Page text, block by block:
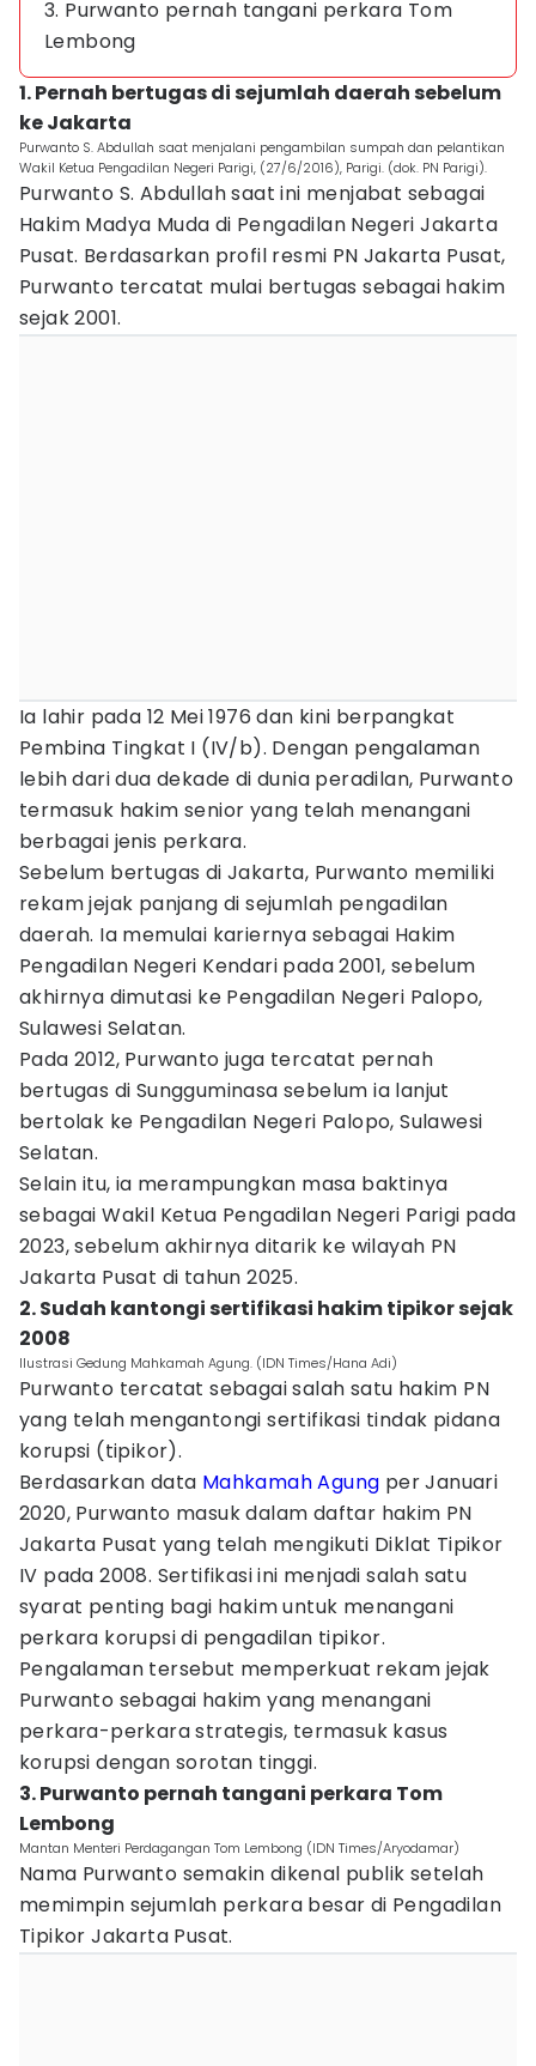
3. Purwanto pernah tangani perkara Tom
Lembong
1. Pernah bertugas di sejumlah daerah sebelum
ke Jakarta
Purwanto S. Abdullah saat menjalani pengambilan sumpah dan pelantikan
Wakil Ketua Pengadilan Negeri Parigi, (27/6/2016), Parigi. (dok. PN Parigi).
Purwanto S. Abdullah saat ini menjabat sebagai
Hakim Madya Muda di Pengadilan Negeri Jakarta
Pusat. Berdasarkan profil resmi PN Jakarta Pusat,
Purwanto tercatat mulai bertugas sebagai hakim
sejak 2001.
Ia lahir pada 12 Mei 1976 dan kini berpangkat
Pembina Tingkat I (IV/b). Dengan pengalaman
lebih dari dua dekade di dunia peradilan, Purwanto
termasuk hakim senior yang telah menangani
berbagai jenis perkara.
Sebelum bertugas di Jakarta, Purwanto memiliki
rekam jejak panjang di sejumlah pengadilan
daerah. Ia memulai kariernya sebagai Hakim
Pengadilan Negeri Kendari pada 2001, sebelum
akhirnya dimutasi ke Pengadilan Negeri Palopo,
Sulawesi Selatan.
Pada 2012, Purwanto juga tercatat pernah
bertugas di Sungguminasa sebelum ia lanjut
bertolak ke Pengadilan Negeri Palopo, Sulawesi
Selatan.
Selain itu, ia merampungkan masa baktinya
sebagai Wakil Ketua Pengadilan Negeri Parigi pada
2023, sebelum akhirnya ditarik ke wilayah PN
Jakarta Pusat di tahun 2025.
2. Sudah kantongi sertifikasi hakim tipikor sejak
2008
Ilustrasi Gedung Mahkamah Agung. (IDN Times/Hana Adi)
Purwanto tercatat sebagai salah satu hakim PN
yang telah mengantongi sertifikasi tindak pidana
korupsi (tipikor).
Berdasarkan data Mahkamah Agung per Januari
2020, Purwanto masuk dalam daftar hakim PN
Jakarta Pusat yang telah mengikuti Diklat Tipikor
IV pada 2008. Sertifikasi ini menjadi salah satu
syarat penting bagi hakim untuk menangani
perkara korupsi di pengadilan tipikor.
Pengalaman tersebut memperkuat rekam jejak
Purwanto sebagai hakim yang menangani
perkara-perkara strategis, termasuk kasus
korupsi dengan sorotan tinggi.
3. Purwanto pernah tangani perkara Tom
Lembong
Mantan Menteri Perdagangan Tom Lembong (IDN Times/Aryodamar)
Nama Purwanto semakin dikenal publik setelah
memimpin sejumlah perkara besar di Pengadilan
Tipikor Jakarta Pusat.